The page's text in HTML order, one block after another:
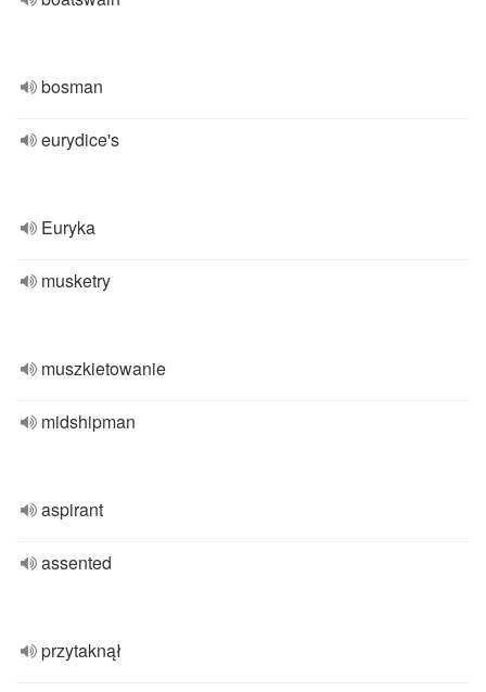
bosman
eurydice's
Euryka
musketry
muszkietowanie
midshipman
aspirant
assented
przytaknął